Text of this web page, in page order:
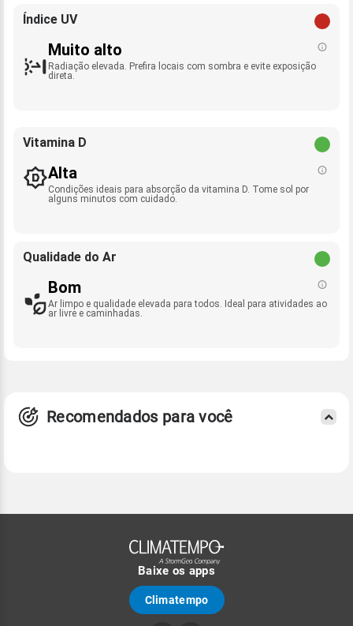
Índice UV
Muito alto
Radiação elevada. Prefira locais com sombra e evite exposição
direta.
Vitamina D
Alta
Condições ideais para absorção da vitamina D. Tome sol por
alguns minutos com cuidado.
Qualidade do Ar
Bom
Ar limpo e qualidade elevada para todos. Ideal para atividades ao
ar livre e caminhadas.
Recomendados para você
Baixe os apps
Climatempo